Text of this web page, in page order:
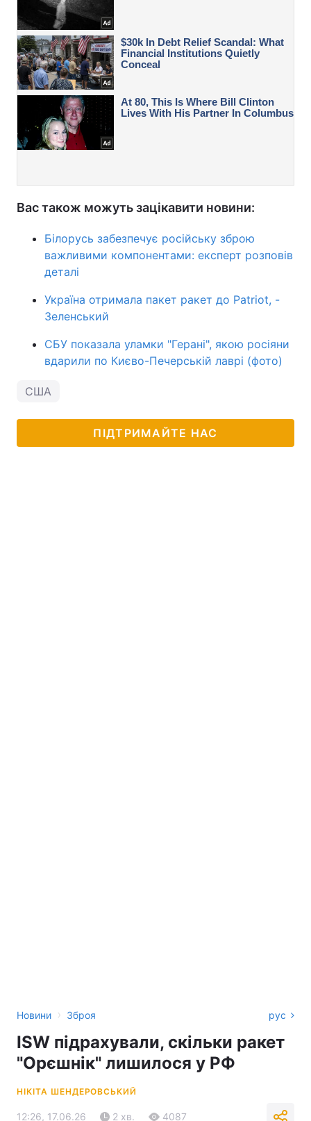
Вас також можуть зацікавити новини:
Білорусь забезпечує російську зброю
важливими компонентами: експерт розповів
деталі
Україна отримала пакет ракет до Patriot, -
Зеленський
СБУ показала уламки "Герані", якою росіяни
вдарили по Києво-Печерській лаврі (фото)
США
ПІДТРИМАЙТЕ НАС
Новини › Зброя рус
ISW підрахували, скільки ракет
"Орєшнік" лишилося у РФ
НІКІТА ШЕНДЕРОВСЬКИЙ
12:26, 17.06.26 2 хв. 4087